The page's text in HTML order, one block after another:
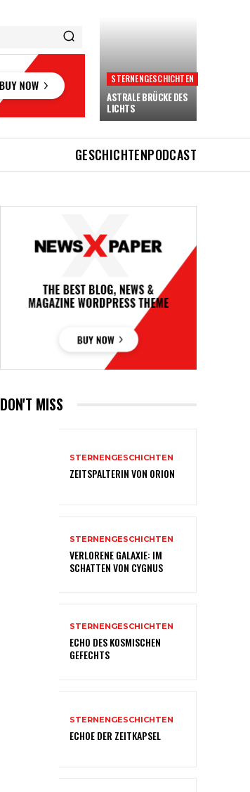
STERNENGESCHICHTEN
ASTRALE BRÜCKE DES
LICHTS
GESCHICHTENPODCAST
DON'T MISS
STERNENGESCHICHTEN
ZEITSPALTERIN VON ORION
STERNENGESCHICHTEN
VERLORENE GALAXIE: IM
SCHATTEN VON CYGNUS
STERNENGESCHICHTEN
ECHO DES KOSMISCHEN
GEFECHTS
STERNENGESCHICHTEN
ECHOE DER ZEITKAPSEL